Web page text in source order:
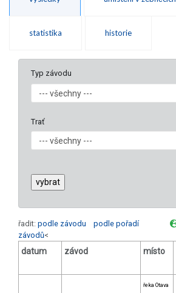
statistika historie
Typ závodu
Trať
řadit: podle závodu podle pořadí
závodů<
datum závod místo
řeka Otava